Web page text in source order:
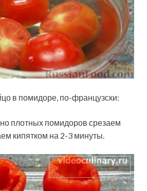
в помидоре, по-французски:
плотных помидоров срезаем
кипятком на 2-3 минуты.